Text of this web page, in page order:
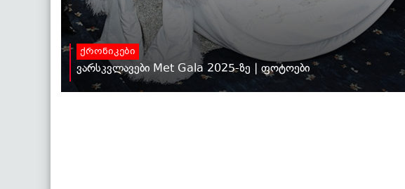
ქრონიკები
ვარსკვლავები Met Gala 2025-ზე | ფოტოები